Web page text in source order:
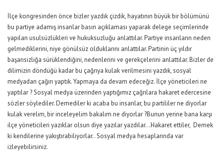
İlçe kongresinden önce bizler yazdık çizdik, hayatının büyük bir bölümünü
bu partiye adamış insanlar basın açıklaması yaparak delege seçimlerinde
yapılan usulsüzlükleri ve hukuksuzluğu anlattılar. Partiye insanların neden
gelmediklerini, niye gönülsüz olduklarını anlattılar. Partinin üç yıldır
başarısızlığa sürüklendiğini, nedenlerini ve gerekçelerini anlattılar. Bizler de
dilimizin döndüğü kadar bu çağrıya kulak verilmesini yazdık, sosyal
medyadan çağırı yaptık. Yapmaya da devam edeceğiz. İlçe yöneticileri ne
yaptılar ? Sosyal medya üzerinden yaptığımız çağrılara hakaret edercesine
sözler söylediler. Demediler ki acaba bu insanlar, bu partililer ne diyorlar
kulak verelim, bir inceleyelim bakalım ne diyorlar ?Bunun yerine bana karşı
ilçe yöneticileri yazıklar olsun diye yazılar yazdılar…Hakaret ettiler, Demek
ki kendilerine yakıştırabiliyorlar.. Sosyal medya hesaplarında var
izleyebilirsiniz.